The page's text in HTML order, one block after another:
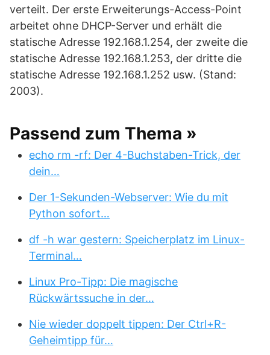
verteilt. Der erste Erweiterungs-Access-Point
arbeitet ohne DHCP-Server und erhält die
statische Adresse 192.168.1.254, der zweite die
statische Adresse 192.168.1.253, der dritte die
statische Adresse 192.168.1.252 usw. (Stand:
2003).
Passend zum Thema »
echo rm -rf: Der 4-Buchstaben-Trick, der
dein…
Der 1-Sekunden-Webserver: Wie du mit
Python sofort…
df -h war gestern: Speicherplatz im Linux-
Terminal…
Linux Pro-Tipp: Die magische
Rückwärtssuche in der…
Nie wieder doppelt tippen: Der Ctrl+R-
Geheimtipp für…